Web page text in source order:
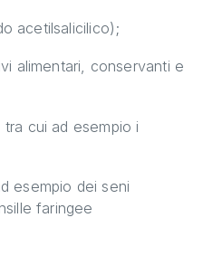
acetilsalicilico);
alimentari, conservanti e
tra cui ad esempio i
esempio dei seni
faringee